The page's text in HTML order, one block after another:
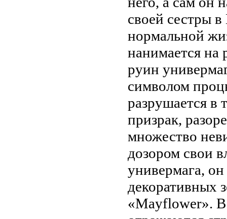
своей сестры
нормальной
нанимается
руин
символом
разрушается в
призрак,
множество
дозором свои
универмага, он
декоративных
«Mayflower».